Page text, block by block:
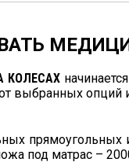
КОЛЕСАХ
выбранных опций
под матрас –